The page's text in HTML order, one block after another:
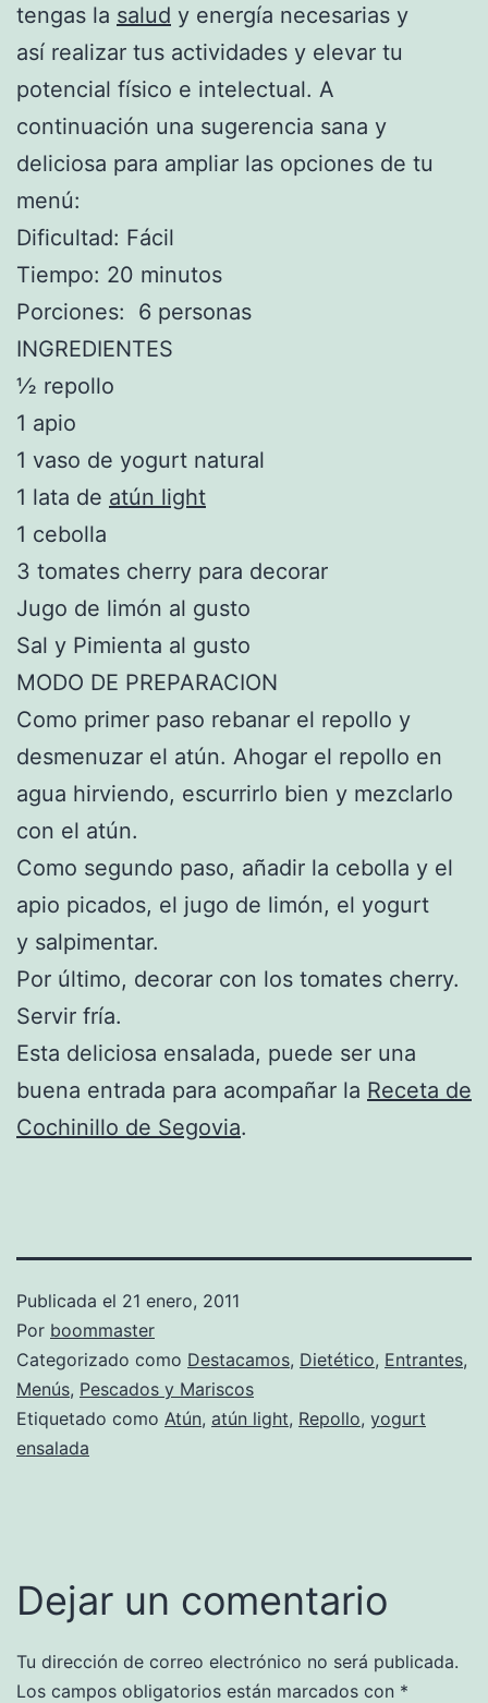
tengas la salud y energía necesarias y
así realizar tus actividades y elevar tu
potencial físico e intelectual. A
continuación una sugerencia sana y
deliciosa para ampliar las opciones de tu
menú:
Dificultad: Fácil
Tiempo: 20 minutos
Porciones: 6 personas
INGREDIENTES
½ repollo
1 apio
1 vaso de yogurt natural
1 lata de atún light
1 cebolla
3 tomates cherry para decorar
Jugo de limón al gusto
Sal y Pimienta al gusto
MODO DE PREPARACION
Como primer paso rebanar el repollo y
desmenuzar el atún. Ahogar el repollo en
agua hirviendo, escurrirlo bien y mezclarlo
con el atún.
Como segundo paso, añadir la cebolla y el
apio picados, el jugo de limón, el yogurt
y salpimentar.
Por último, decorar con los tomates cherry.
Servir fría.
Esta deliciosa ensalada, puede ser una
buena entrada para acompañar la Receta de
Cochinillo de Segovia.
Publicada el 21 enero, 2011
Por boommaster
Categorizado como Destacamos, Dietético, Entrantes,
Menús, Pescados y Mariscos
Etiquetado como Atún, atún light, Repollo, yogurt
ensalada
Dejar un comentario
Tu dirección de correo electrónico no será publicada.
Los campos obligatorios están marcados con *